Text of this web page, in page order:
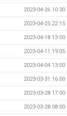
2023-04-26 10:30
2023-04-25 22:15
2023-04-18 13:00
2023-04-11 19:05
2023-04-04 13:00
2023-03-31 16:00
2023-03-28 17:00
2023-03-28 08:00